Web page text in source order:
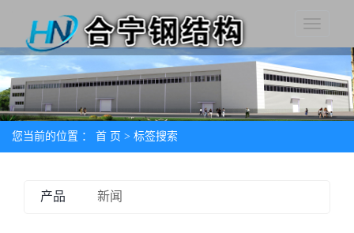
您当前的位置 ： 首 页 > 标签搜索
产品 新闻